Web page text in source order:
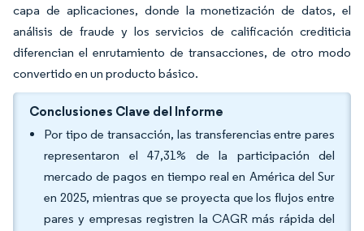
capa de aplicaciones, donde la monetización de datos, el
análisis de fraude y los servicios de calificación crediticia
diferencian el enrutamiento de transacciones, de otro modo
convertido en un producto básico.
Conclusiones Clave del Informe
Por tipo de transacción, las transferencias entre pares
representaron el 47,31% de la participación del
mercado de pagos en tiempo real en América del Sur
en 2025, mientras que se proyecta que los flujos entre
pares y empresas registren la CAGR más rápida del